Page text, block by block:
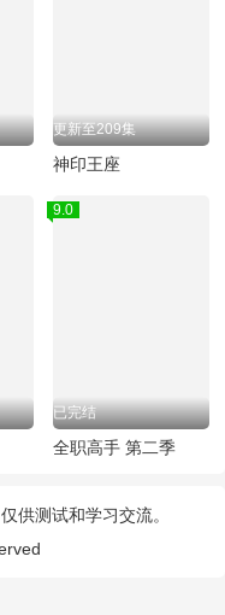
更新至209集
神印王座
9.0
已完结
全职高手 第二季
供测试和学习交流。